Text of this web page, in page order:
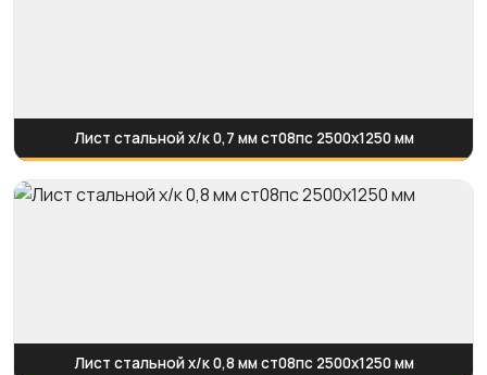
Лист стальной х/к 0,7 мм ст08пс 2500х1250 мм
Лист стальной х/к 0,8 мм ст08пс 2500х1250 мм